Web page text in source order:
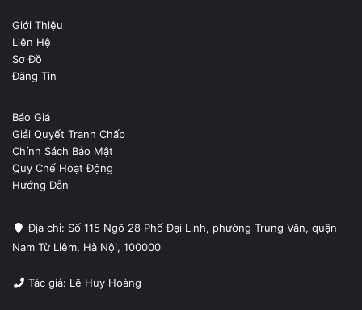
Giới Thiệu
Liên Hệ
Sơ Đồ
Đăng Tin
Báo Giá
Giải Quyết Tranh Chấp
Chính Sách Bảo Mật
Quy Chế Hoạt Động
Hướng Dẫn
Địa chỉ: Số 115 Ngõ 28 Phố Đại Linh, phường Trung Văn, quận
Nam Từ Liêm, Hà Nội, 100000
Tác giả: Lê Huy Hoàng